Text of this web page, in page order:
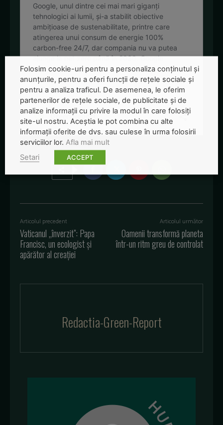
Articolul precedent
Vaticanul „înverzit”: Papa
Francisc, un ecologist și
apărător al creației
Articolul următor
Oamenii transformă planeta
într-un ritm greu de controlat
Redactia-Green-Report
Folosim cookie-uri pentru a personaliza conținutul și
anunțurile, pentru a oferi funcții de rețele sociale și
pentru a analiza traficul. De asemenea, le oferim
partenerilor de rețele sociale, de publicitate și de
analize informații cu privire la modul în care folosiți
site-ul nostru. Aceștia le pot combina cu alte
informații oferite de dvs. sau culese în urma folosirii
serviciilor lor. Afla mai mult
Setari
ACCEPT